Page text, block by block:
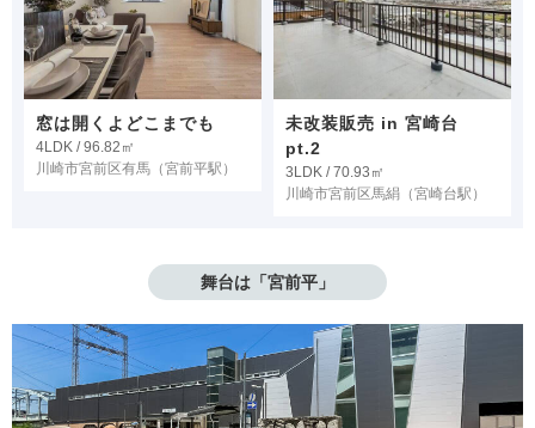
窓は開くよどこまでも
4LDK / 96.82㎡
川崎市宮前区有馬 （宮前平駅）
未改装販売 in 宮崎台
pt.2
3LDK / 70.93㎡
川崎市宮前区馬絹 （宮崎台駅）
舞台は「宮前平」